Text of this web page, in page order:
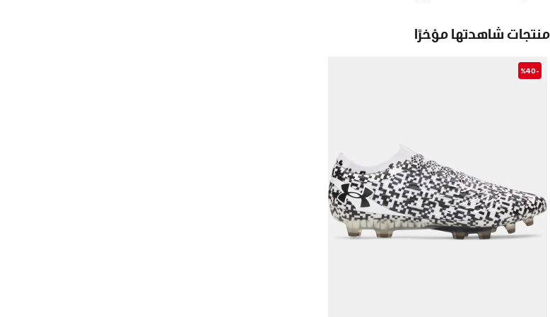
منتجات شاهدتها مؤخرًا
-%40